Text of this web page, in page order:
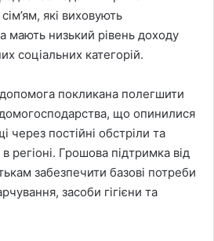
які виховують
мають низький рівень доходу
соціальних категорій.
покликана полегшити
що опинилися
через постійні обстріли та
регіоні. Грошова підтримка від
забезпечити базові потреби
засоби гігієни та